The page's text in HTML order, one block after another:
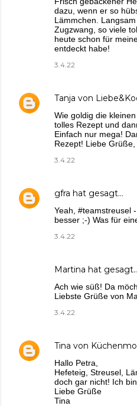
dazu, wenn er so
Lämmchen.
Zugzwang, so viele
heute schon für
entdeckt habe!
3.4.22
Tanja von
Wie goldig die
tolles Rezept und
Einfach nur mega!
Rezept! Liebe Grüße,
3.4.22
gfra hat gesagt…
Yeah, #teamstreusel
besser ;-) Was für
3.4.22
Martina hat
Ach wie süß! Da
Liebste Grüße von
3.4.22
Tina von
Hallo Petra,
Hefeteig, Streusel,
doch gar nicht! Ich
Liebe Grüße
Tina